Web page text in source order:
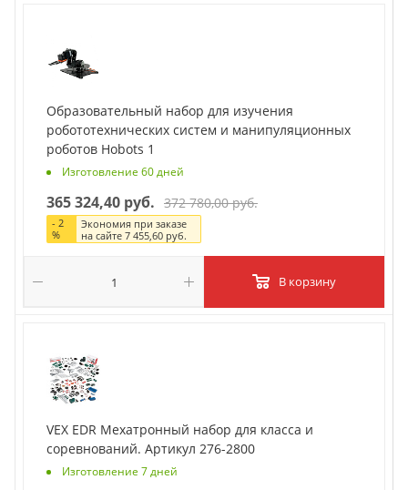
Образовательный набор для изучения
робототехнических систем и манипуляционных
роботов Hobots 1
Изготовление 60 дней
365 324,40 руб. 372 780,00 руб.
- 2
%
Экономия при заказе
на сайте7 455,60 руб.
В корзину
VEX EDR Мехатронный набор для класса и
соревнований. Артикул 276-2800
Изготовление 7 дней